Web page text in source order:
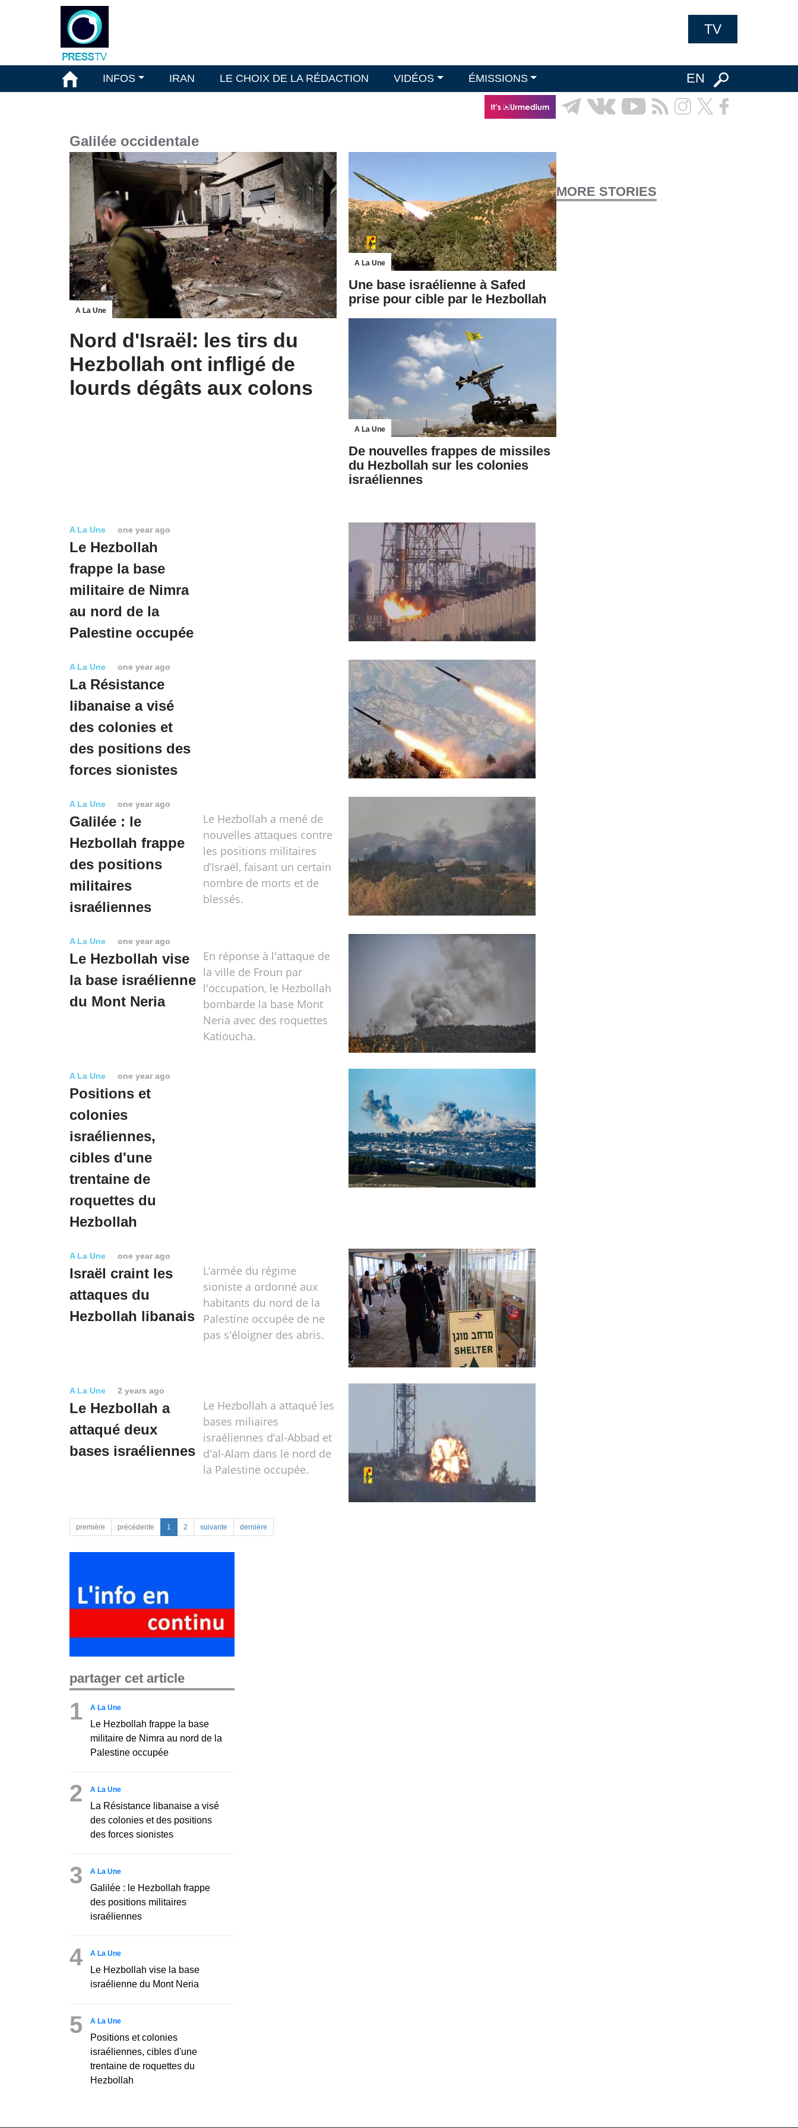
TV
INFOS IRAN LE CHOIX DE LA RÉDACTION VIDÉOS ÉMISSIONS EN
Galilée occidentale
A La Une
Nord d'Israël: les tirs du
Hezbollah ont infligé de
lourds dégâts aux colons
A La Une
Une base israélienne à Safed
prise pour cible par le Hezbollah
A La Une
De nouvelles frappes de missiles
du Hezbollah sur les colonies
israéliennes
MORE STORIES
A La Une one year ago
Le Hezbollah
frappe la base
militaire de Nimra
au nord de la
Palestine occupée
A La Une one year ago
La Résistance
libanaise a visé
des colonies et
des positions des
forces sionistes
A La Une one year ago
Galilée : le
Hezbollah frappe
des positions
militaires
israéliennes
Le Hezbollah a mené de
nouvelles attaques contre
les positions militaires
d’Israël, faisant un certain
nombre de morts et de
blessés.
A La Une one year ago
Le Hezbollah vise
la base israélienne
du Mont Neria
En réponse à l'attaque de
la ville de Froun par
l'occupation, le Hezbollah
bombarde la base Mont
Neria avec des roquettes
Katioucha.
A La Une one year ago
Positions et
colonies
israéliennes,
cibles d'une
trentaine de
roquettes du
Hezbollah
A La Une one year ago
Israël craint les
attaques du
Hezbollah libanais
L’armée du régime
sioniste a ordonné aux
habitants du nord de la
Palestine occupée de ne
pas s'éloigner des abris.
A La Une 2 years ago
Le Hezbollah a
attaqué deux
bases israéliennes
Le Hezbollah a attaqué les
bases miliaires
israéliennes d’al-Abbad et
d'al-Alam dans le nord de
la Palestine occupée.
première précédente 1 2 suivante dernière
partager cet article
1 A La Une
Le Hezbollah frappe la base
militaire de Nimra au nord de la
Palestine occupée
2 A La Une
La Résistance libanaise a visé
des colonies et des positions
des forces sionistes
3 A La Une
Galilée : le Hezbollah frappe
des positions militaires
israéliennes
4 A La Une
Le Hezbollah vise la base
israélienne du Mont Neria
5 A La Une
Positions et colonies
israéliennes, cibles d'une
trentaine de roquettes du
Hezbollah